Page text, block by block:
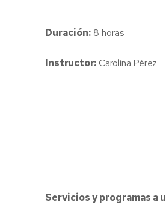
Duración: 8 horas
Instructor:Carolina Pérez
Servicios y programas a